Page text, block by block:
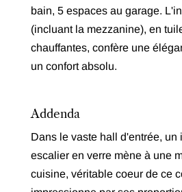
bain, 5 espaces au garage.
(incluant la mezzanine), en
chauffantes, confère une
un confort absolu.
Addenda
Dans le vaste hall d'entrée, un
escalier en verre mène à une
cuisine, véritable coeur de ce